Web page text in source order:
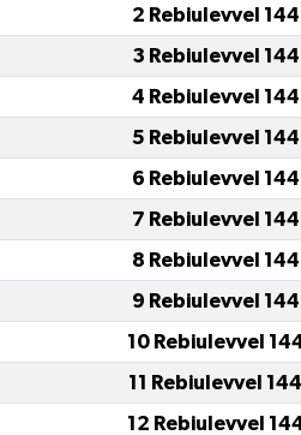
2 Rebiulevvel
3 Rebiulevvel
4 Rebiulevvel
5 Rebiulevvel
6 Rebiulevvel
7 Rebiulevvel
8 Rebiulevvel
9 Rebiulevvel
10 Rebiulevvel
11 Rebiulevvel
12 Rebiulevvel